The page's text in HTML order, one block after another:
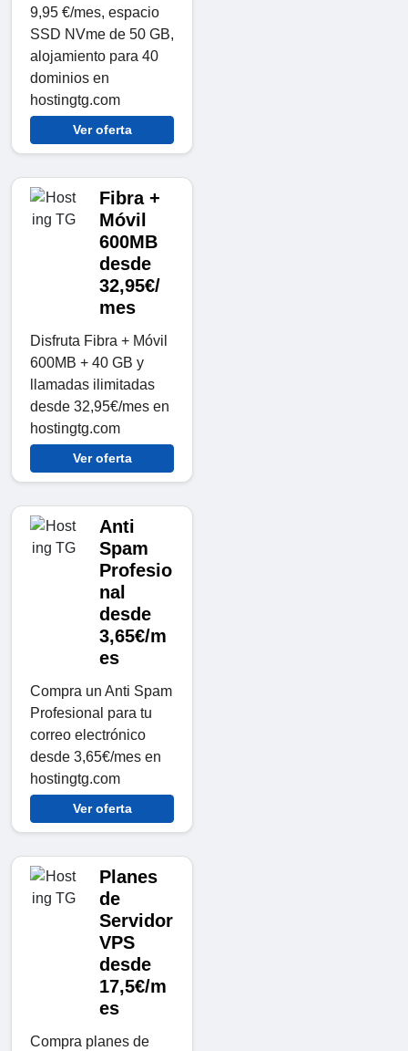
9,95 €/mes, espacio
SSD NVme de 50 GB,
alojamiento para 40
dominios en
hostingtg.com
Ver oferta
Fibra +
Móvil
600MB
desde
32,95€/
mes
Disfruta Fibra + Móvil
600MB + 40 GB y
llamadas ilimitadas
desde 32,95€/mes en
hostingtg.com
Ver oferta
Anti
Spam
Profesio
nal
desde
3,65€/m
es
Compra un Anti Spam
Profesional para tu
correo electrónico
desde 3,65€/mes en
hostingtg.com
Ver oferta
Planes
de
Servidor
VPS
desde
17,5€/m
es
Compra planes de